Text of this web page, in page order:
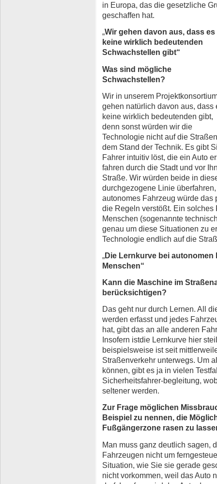
in Europa, das die gesetzliche
geschaffen hat.
„Wir gehen davon aus, dass es
keine wirklich bedeutenden
Schwachstellen gibt“
Was sind mögliche
Schwachstellen?
Wir in unserem
gehen natürlich davon aus, dass
keine wirklich bedeutenden gibt,
denn sonst würden wir die
Technologie nicht auf die
dem Stand der Technik. Es gibt
Fahrer intuitiv löst, die ein Auto
fahren durch die Stadt und vor
Straße. Wir würden beide in
durchgezogene Linie
autonomes Fahrzeug würde das
die Regeln verstößt. Ein solches
Menschen (sogenannte
genau um diese Situationen zu
Technologie endlich auf die
„Die Lernkurve bei
Menschen“
Kann die Maschine im
berücksichtigen?
Das geht nur durch Lernen. All
werden erfasst und jedes
hat, gibt das an alle anderen
Insofern istdie Lernkurve hier
beispielsweise ist seit
Straßenverkehr unterwegs. Um
können, gibt es ja in vielen
Sicherheitsfahrer-begleitung,
seltener werden.
Zur Frage möglichen
Beispiel zu nennen, die
Fußgängerzone rasen zu
Man muss ganz deutlich sagen,
Fahrzeugen nicht um
Situation, wie Sie sie gerade
nicht vorkommen, weil das Auto